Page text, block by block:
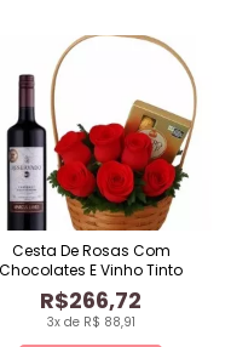
3x de R$ 88,91
R$266,72
Cesta De Rosas Com
Chocolates E Vinho Tinto